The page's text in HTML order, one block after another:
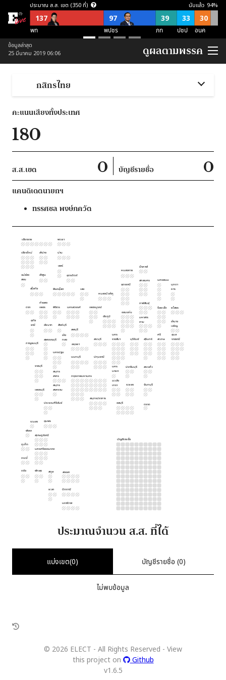
ประมาณ ส.ส. เขต (350 ที่)
137 97 39 33 30
พท พปชร ภท ปชป อนค
ประมาณ ส.ส. บัญชีรายชื่อ (150 ที่)
57 38
ประมาณ ส.ส. พึงมี (500 ที่)
253
นับแล้ว 94%
ข้อมูลล่าสุด
25 มีนาคม 2019 06:06
ดูผลตามพรรค
กสิกรไทย
คะแนนเสียงทั้งประเทศ
180
ส.ส.เขต 0 บัญชีรายชื่อ 0
แคนดิเดตนายกฯ
ทรรศชล พงษ์ภควัต
กรุงเทพมหานคร
ฉะเชิง
เทรา
ชลบุรี
ระยอง จันทบุรี
สระแก้ว
ปราจีนบุรี
ตราด
สมุทร
สาคร
สมุทร
สงคราม
ราชบุรี
กาญจนบุรี
เพชรบุรี
ประจวบคีรีขันธ์
ชุมพร
สุราษฎร์ธานี
นครศรีธรรมราช
พัทลุง สงขลา
ปัตตานี
ยะลา
สตูล
ตรัง
กระบี่
พังงา
ภูเก็ต
ระนอง
นราธิวาส
นครปฐม
สุพรรณบุรี
อยุธยา
อ่าง
ทอง
สิงห์บุรี
นครสวรรค์
พิจิตร เพชรบูรณ์
กำแพง
เพชร
ตาก
สุโขทัย
ลำปาง
พะเยา
ลำพูน
พิษณุโลก
อุตรดิตถ์
แพร่
น่าน
เลย
หนองบัวลำภู
อุดรธานี
สกลนคร นครพนม
กาฬสินธุ์
มุกดา
หาร
หนองคาย
บึงกาฬ
แม่ฮ่อง
สอน
เชียงใหม่
เชียงราย
ชัยนาท
อุทัย
ธานี
สระบุรี
นคร
นายก
นคร
ราชสีมา
บุรีรัมย์ สุรินทร์
ศรี
สะเกษ
อุบล
ราชธานี
อำนาจ
เจริญ
ยโสธร
ร้อยเอ็ด
มหาสาร
คาม
ขอนแก่น
ชัยภูมิ
ลพบุรี
นนทบุรี ปทุมธานี
สมุทรปราการ
บัญชีรายชื่อ
ประมาณจำนวน ส.ส. ที่ได้
แบ่งเขต(0) บัญชีรายชื่อ (0)
ไม่พบข้อมูล
© 2026 ELECT - All Rights Reserved - View
this project on
Github
v1.6.5